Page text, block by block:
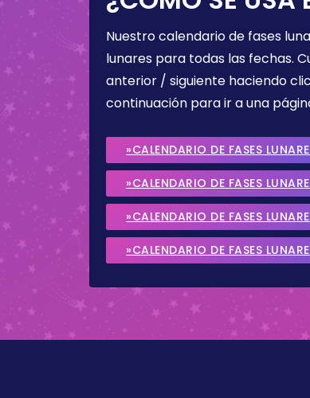
Nuestro calendario de fases
lunares para todas las fechas.
anterior / siguiente haciendo
continuación para ir a una
»CALENDARIO DE FASES
»CALENDARIO DE FASES
»CALENDARIO DE FASES
»CALENDARIO DE FASES